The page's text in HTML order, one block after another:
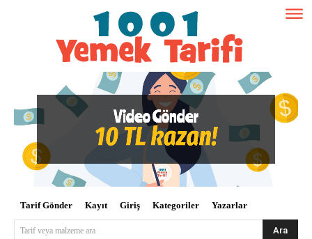
Tarif Gönder Kayıt Giriş Kategoriler Yazarlar
Tarif veya malzeme ara Ara